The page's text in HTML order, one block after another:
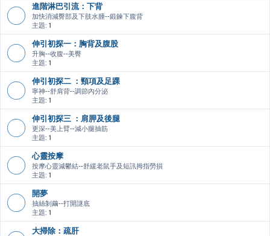
進階淋巴引流：下背
加快消減臀部及下肢水腫--鍛鍊下腹背
主題: 1
伸引初探一：胸背及腹股
升胸--收腹--美臀
主題: 1
伸引初探二 ：頸項及足踝
寧神--舒肩背--調節內分泌
主題: 1
伸引初探三 ：肩胛及後腿
更深--美上臂--減小腿抽筋
主題: 1
心靈按摩
按摩心靈減鬱結--舒緩老鼠手及短訊拇指勞損
主題: 1
開夢
抽絲剝繭--打開謎底
主題: 1
大掃除：疏肝